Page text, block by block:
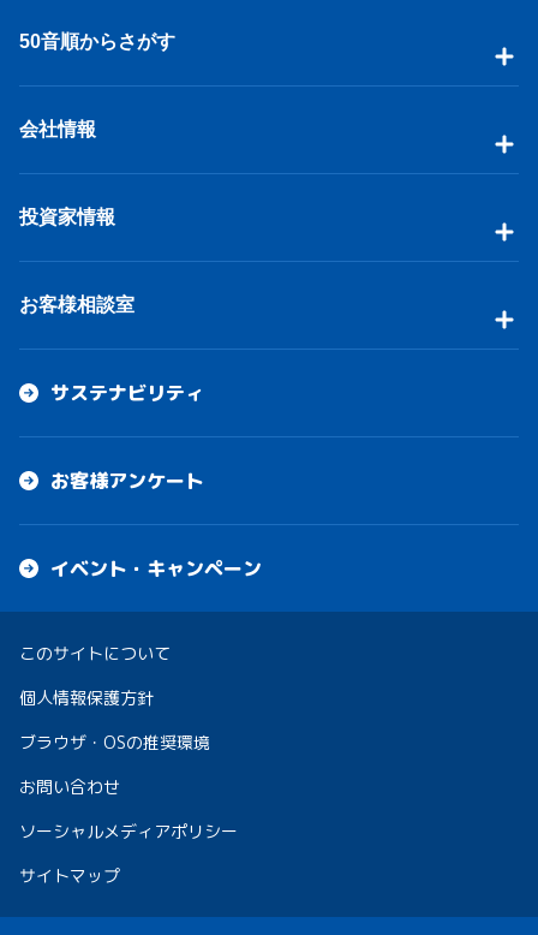
50音順からさがす
会社情報
投資家情報
お客様相談室
サステナビリティ
お客様アンケート
イベント・キャンペーン
このサイトについて
個人情報保護方針
ブラウザ・OSの推奨環境
お問い合わせ
ソーシャルメディアポリシー
サイトマップ